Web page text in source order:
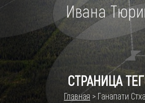
Ивана
СТРАНИЦА
Главная > Ганапати